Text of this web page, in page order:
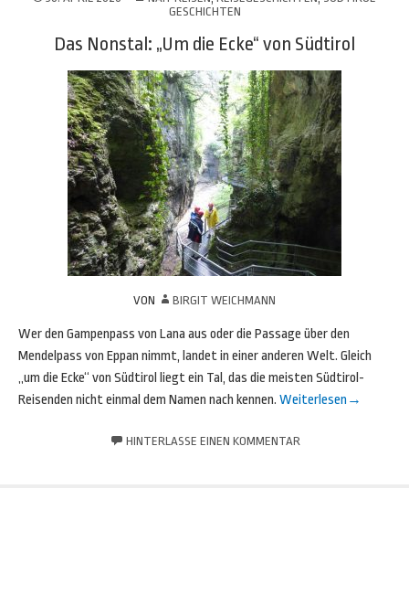
GESCHICHTEN
Das Nonstal: „Um die Ecke“ von Südtirol
VON BIRGIT WEICHMANN
Wer den Gampenpass von Lana aus oder die Passage über den
Mendelpass von Eppan nimmt, landet in einer anderen Welt. Gleich
„um die Ecke“ von Südtirol liegt ein Tal, das die meisten Südtirol-
Reisenden nicht einmal dem Namen nach kennen. Weiterlesen →
HINTERLASSE EINEN KOMMENTAR